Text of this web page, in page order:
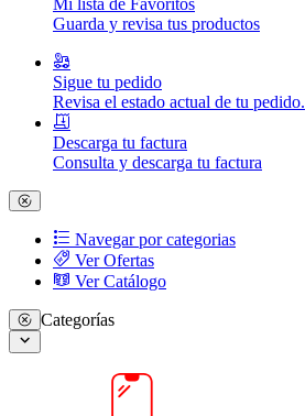
Guarda y revisa tus productos
Sigue tu pedido
Revisa el estado actual de tu pedido.
Descarga tu factura
Consulta y descarga tu factura
Navegar por categorias
Ver Ofertas
Ver Catálogo
Categorías